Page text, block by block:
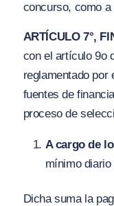
concurso, como
ARTÍCULO 7°,
con el artículo 9o
reglamentado por
fuentes de
proceso de
A cargo de
mínimo
Dicha suma la